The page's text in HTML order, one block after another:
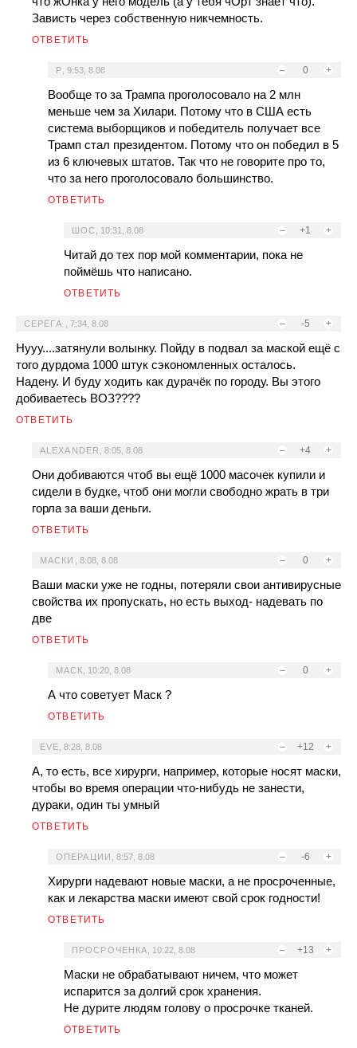
Зависть через собственную никчемность.
ОТВЕТИТЬ
– 0 +
Р ,9:53, 8.08
Вообще то за Трампа проголосовало на 2 млн
меньше чем за Хилари. Потому что в США есть
система выборщиков и победитель получает все
Трамп стал президентом. Потому что он победил в 5
из 6 ключевых штатов. Так что не говорите про то,
что за него проголосовало большинство.
ОТВЕТИТЬ
– +1 +
ШОС 10:31, 8.08
Читай до тех пор мой комментарии, пока не
поймёшь что написано.
ОТВЕТИТЬ
– -5 +
СЕРЁГА 7:34, 8.08
Нууу....затянули волынку. Пойду в подвал за маской ещё с
того дурдома 1000 штук сэкономленных осталось.
Надену. И буду ходить как дурачёк по городу. Вы этого
добиваетесь ВОЗ????
ОТВЕТИТЬ
– +4 +
ALEXANDER 8:05, 8.08
Они добиваются чтоб вы ещё 1000 масочек купили и
сидели в будке, чтоб они могли свободно жрать в три
горла за ваши деньги.
ОТВЕТИТЬ
– 0 +
МАСКИ 8:08, 8.08
Ваши маски уже не годны, потеряли свои антивирусные
свойства их пропускать, но есть выход- надевать по
две
ОТВЕТИТЬ
– 0 +
МАСК 10:20, 8.08
А что советует Маск ?
ОТВЕТИТЬ
– +12 +
EVE ,8:28, 8.08
А, то есть, все хирурги, например, которые носят маски,
чтобы во время операции что-нибудь не занести,
дураки, один ты умный
ОТВЕТИТЬ
– -6 +
ОПЕРАЦИИ 8:57, 8.08
Хирурги надевают новые маски, а не просроченные,
как и лекарства маски имеют свой срок годности!
ОТВЕТИТЬ
– +13 +
ПРОСРОЧЕНКА 10:22, 8.08
Маски не обрабатывают ничем, что может
испарится за долгий срок хранения.
Не дурите людям голову о просрочке тканей.
ОТВЕТИТЬ